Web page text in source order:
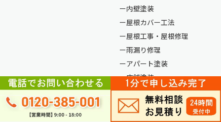
内壁塗装
屋根カバー工法
屋根工事・屋根修理
雨漏り修理
アパート塗装
店舗塗装
防水・シーリング
カラーシミュレーター
CAD積算